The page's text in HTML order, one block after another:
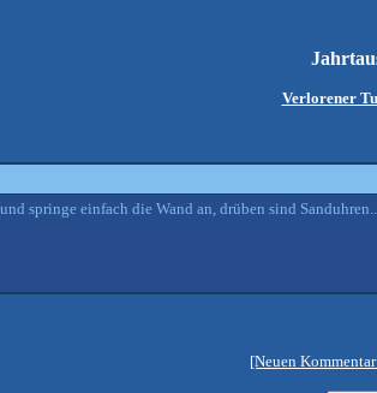
Verlorener
springe einfach die Wand an, drüben sind
[Neuen